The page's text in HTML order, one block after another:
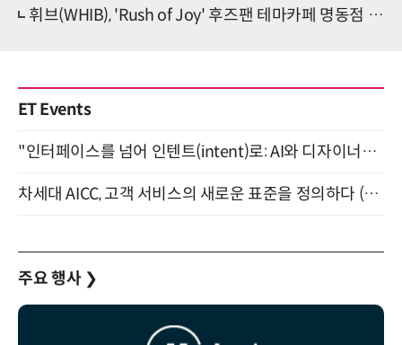
휘브(WHIB), 'Rush of Joy' 후즈팬 테마카페 명동점 오픈
ET Events
"인터페이스를 넘어 인텐트(intent)로: AI와 디자이너가 함께 만드는 공존의 UX" 강남역 (9/2)
차세대 AICC, 고객 서비스의 새로운 표준을 정의하다 (9/9)
주요 행사 ❯